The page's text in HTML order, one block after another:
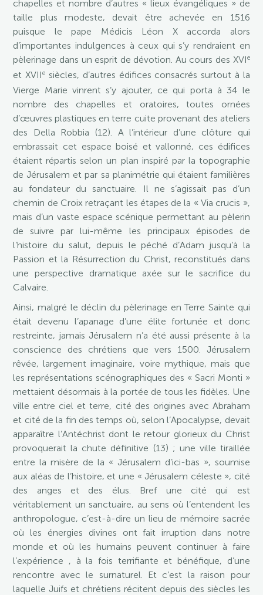
chapelles et nombre d’autres « lieux évangéliques » de
taille plus modeste, devait être achevée en 1516
puisque le pape Médicis Léon X accorda alors
d’importantes indulgences à ceux qui s’y rendraient en
pèlerinage dans un esprit de dévotion. Au cours des XVIe
et XVIIe siècles, d’autres édifices consacrés surtout à la
Vierge Marie vinrent s’y ajouter, ce qui porta à 34 le
nombre des chapelles et oratoires, toutes ornées
d’œuvres plastiques en terre cuite provenant des ateliers
des Della Robbia (12). A l’intérieur d’une clôture qui
embrassait cet espace boisé et vallonné, ces édifices
étaient répartis selon un plan inspiré par la topographie
de Jérusalem et par sa planimétrie qui étaient familières
au fondateur du sanctuaire. Il ne s’agissait pas d’un
chemin de Croix retraçant les étapes de la « Via crucis »,
mais d’un vaste espace scénique permettant au pèlerin
de suivre par lui-même les principaux épisodes de
l’histoire du salut, depuis le péché d’Adam jusqu’à la
Passion et la Résurrection du Christ, reconstitués dans
une perspective dramatique axée sur le sacrifice du
Calvaire.
Ainsi, malgré le déclin du pèlerinage en Terre Sainte qui
était devenu l’apanage d’une élite fortunée et donc
restreinte, jamais Jérusalem n’a été aussi présente à la
conscience des chrétiens que vers 1500. Jérusalem
rêvée, largement imaginaire, voire mythique, mais que
les représentations scénographiques des « Sacri Monti »
mettaient désormais à la portée de tous les fidèles. Une
ville entre ciel et terre, cité des origines avec Abraham
et cité de la fin des temps où, selon l’Apocalypse, devait
apparaître l’Antéchrist dont le retour glorieux du Christ
provoquerait la chute définitive (13) ; une ville tiraillée
entre la misère de la « Jérusalem d’ici-bas », soumise
aux aléas de l’histoire, et une « Jérusalem céleste », cité
des anges et des élus. Bref une cité qui est
véritablement un sanctuaire, au sens où l’entendent les
anthropologue, c’est-à-dire un lieu de mémoire sacrée
où les énergies divines ont fait irruption dans notre
monde et où les humains peuvent continuer à faire
l’expérience , à la fois terrifiante et bénéfique, d’une
rencontre avec le surnaturel. Et c’est la raison pour
laquelle Juifs et chrétiens récitent depuis des siècles les